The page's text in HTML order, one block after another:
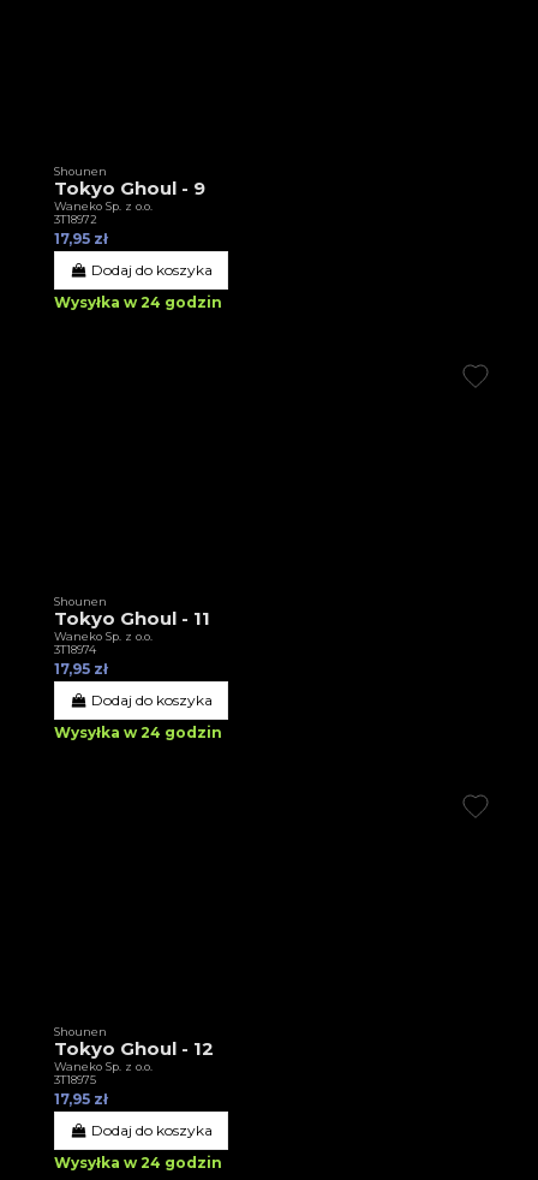
Shounen
Tokyo Ghoul - 9
Waneko Sp. z o.o.
3T18972
17,95 zł
Dodaj do koszyka
Wysyłka w 24 godzin
Shounen
Tokyo Ghoul - 11
Waneko Sp. z o.o.
3T18974
17,95 zł
Dodaj do koszyka
Wysyłka w 24 godzin
Shounen
Tokyo Ghoul - 12
Waneko Sp. z o.o.
3T18975
17,95 zł
Dodaj do koszyka
Wysyłka w 24 godzin